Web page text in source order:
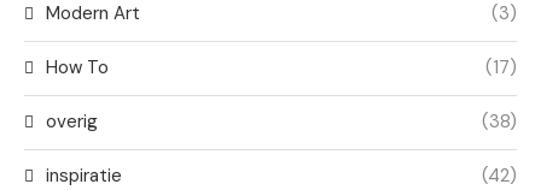
Modern Art (3)
How To (17)
overig (38)
inspiratie (42)